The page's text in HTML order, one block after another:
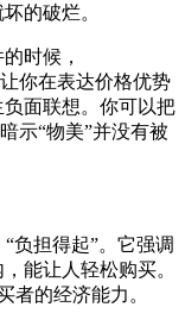
的破烂。
时候，
让你在表达价格优势
面联想。你可以把
示“物美”并没有被
负担得起”。它强调
能让人轻松购买。
者的经济能力。